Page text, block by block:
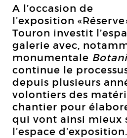
A l’occasion de
l’exposition
Touron investit
galerie avec,
monumentale
continue le
depuis plusieurs
volontiers des
chantier pour
qui vont ainsi mieux
l’espace d’exposition.